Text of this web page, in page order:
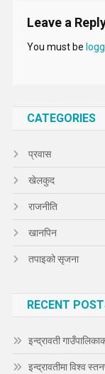
Leave a
You must be
CATEGORIES
प्रवास
खेलकुद
राजनीति
खानपिन
तपाइको सृजना
RECENT
इन्द्रावती
इन्द्रावतीमा विश्व